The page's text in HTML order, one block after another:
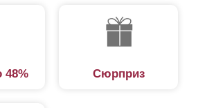
48% Сюрприз